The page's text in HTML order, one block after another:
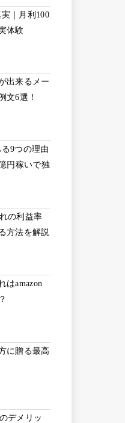
｜月利100
体験
出来るメー
文6選！
9つの理由
円稼いで独
の利益率
方法を解説
はamazon
に贈る最高
デメリッ